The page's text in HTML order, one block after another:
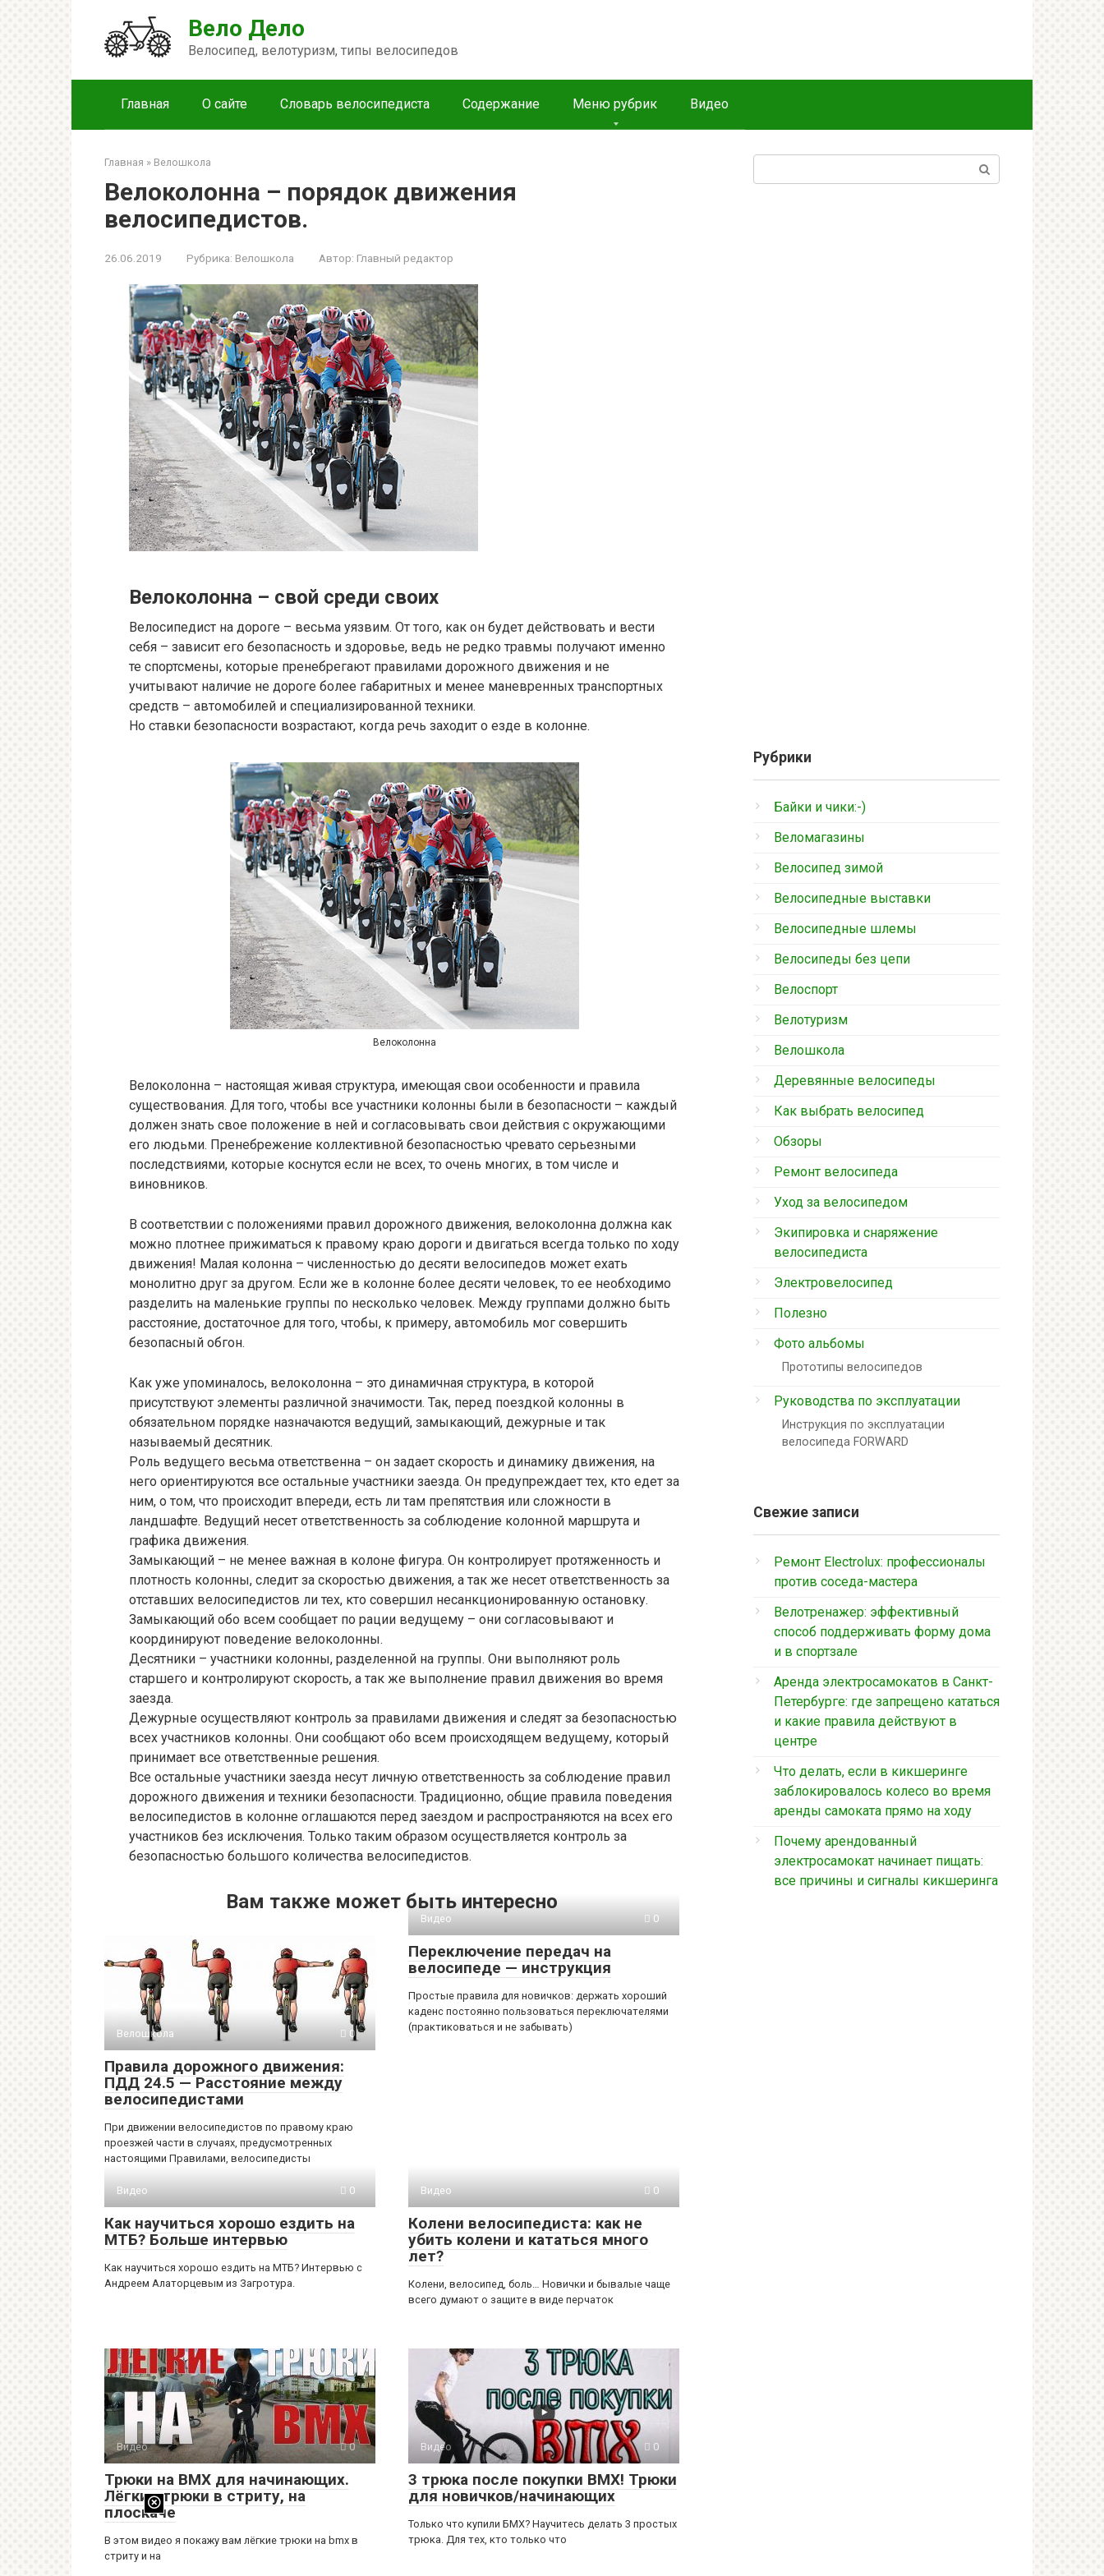
Вело Дело
Велосипед, велотуризм, типы велосипедов
Главная О сайте Словарь велосипедиста Содержание Меню рубрик Видео
Главная » Велошкола
Велоколонна – порядок движения
велосипедистов.
26.06.2019 Рубрика: Велошкола Автор: Главный редактор
Велоколонна – свой среди своих
Велосипедист на дороге – весьма уязвим. От того, как он будет действовать и вести
себя – зависит его безопасность и здоровье, ведь не редко травмы получают именно
те спортсмены, которые пренебрегают правилами дорожного движения и не
учитывают наличие не дороге более габаритных и менее маневренных транспортных
средств – автомобилей и специализированной техники.
Но ставки безопасности возрастают, когда речь заходит о езде в колонне.
Велоколонна
Велоколонна – настоящая живая структура, имеющая свои особенности и правила
существования. Для того, чтобы все участники колонны были в безопасности – каждый
должен знать свое положение в ней и согласовывать свои действия с окружающими
его людьми. Пренебрежение коллективной безопасностью чревато серьезными
последствиями, которые коснутся если не всех, то очень многих, в том числе и
виновников.
В соответствии с положениями правил дорожного движения, велоколонна должна как
можно плотнее прижиматься к правому краю дороги и двигаться всегда только по ходу
движения! Малая колонна – численностью до десяти велосипедов может ехать
монолитно друг за другом. Если же в колонне более десяти человек, то ее необходимо
разделить на маленькие группы по несколько человек. Между группами должно быть
расстояние, достаточное для того, чтобы, к примеру, автомобиль мог совершить
безопасный обгон.
Как уже упоминалось, велоколонна – это динамичная структура, в которой
присутствуют элементы различной значимости. Так, перед поездкой колонны в
обязательном порядке назначаются ведущий, замыкающий, дежурные и так
называемый десятник.
Роль ведущего весьма ответственна – он задает скорость и динамику движения, на
него ориентируются все остальные участники заезда. Он предупреждает тех, кто едет за
ним, о том, что происходит впереди, есть ли там препятствия или сложности в
ландшафте. Ведущий несет ответственность за соблюдение колонной маршрута и
графика движения.
Замыкающий – не менее важная в колоне фигура. Он контролирует протяженность и
плотность колонны, следит за скоростью движения, а так же несет ответственность за
отставших велосипедистов ли тех, кто совершил несанкционированную остановку.
Замыкающий обо всем сообщает по рации ведущему – они согласовывают и
координируют поведение велоколонны.
Десятники – участники колонны, разделенной на группы. Они выполняют роль
старшего и контролируют скорость, а так же выполнение правил движения во время
заезда.
Дежурные осуществляют контроль за правилами движения и следят за безопасностью
всех участников колонны. Они сообщают обо всем происходящем ведущему, который
принимает все ответственные решения.
Все остальные участники заезда несут личную ответственность за соблюдение правил
дорожного движения и техники безопасности. Традиционно, общие правила поведения
велосипедистов в колонне оглашаются перед заездом и распространяются на всех его
участников без исключения. Только таким образом осуществляется контроль за
безопасностью большого количества велосипедистов.
Вам также может быть интересно
Велошкола 0
Правила дорожного движения:
ПДД 24.5 — Расстояние между
велосипедистами
При движении велосипедистов по правому краю
проезжей части в случаях, предусмотренных
настоящими Правилами, велосипедисты
Видео 0
Переключение передач на
велосипеде — инструкция
Простые правила для новичков: держать хороший
каденс постоянно пользоваться переключателями
(практиковаться и не забывать)
Видео 0
Как научиться хорошо ездить на
МТБ? Больше интервью
Как научиться хорошо ездить на МТБ? Интервью с
Андреем Алаторцевым из Загротура.
Видео 0
Колени велосипедиста: как не
убить колени и кататься много
лет?
Колени, велосипед, боль… Новички и бывалые чаще
всего думают о защите в виде перчаток
Видео 0
Трюки на BMX для начинающих.
Лёгкие трюки в стриту, на
плоскаче
В этом видео я покажу вам лёгкие трюки на bmx в
стриту и на
Видео 0
3 трюка после покупки BMX! Трюки
для новичков/начинающих
Только что купили БМХ? Научитесь делать 3 простых
трюка. Для тех, кто только что
Рубрики
Байки и чики:-)
Веломагазины
Велосипед зимой
Велосипедные выставки
Велосипедные шлемы
Велосипеды без цепи
Велоспорт
Велотуризм
Велошкола
Деревянные велосипеды
Как выбрать велосипед
Обзоры
Ремонт велосипеда
Уход за велосипедом
Экипировка и снаряжение
велосипедиста
Электровелосипед
Полезно
Фото альбомы
Прототипы велосипедов
Руководства по эксплуатации
Инструкция по эксплуатации
велосипеда FORWARD
Свежие записи
Ремонт Electrolux: профессионалы
против соседа-мастера
Велотренажер: эффективный
способ поддерживать форму дома
и в спортзале
Аренда электросамокатов в Санкт-
Петербурге: где запрещено кататься
и какие правила действуют в
центре
Что делать, если в кикшеринге
заблокировалось колесо во время
аренды самоката прямо на ходу
Почему арендованный
электросамокат начинает пищать:
все причины и сигналы кикшеринга